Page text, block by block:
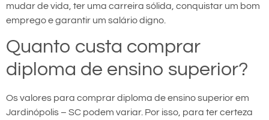
mudar de vida, ter uma carreira sólida, conquistar um bom
emprego e garantir um salário digno.
Quanto custa comprar
diploma de ensino superior?
Os valores para comprar diploma de ensino superior em
Jardinópolis – SC podem variar. Por isso, para ter certeza